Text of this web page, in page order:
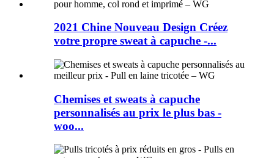
2021 Chine Nouveau Design Créez
votre propre sweat à capuche -...
Chemises et sweats à capuche
personnalisés au prix le plus bas -
woo...